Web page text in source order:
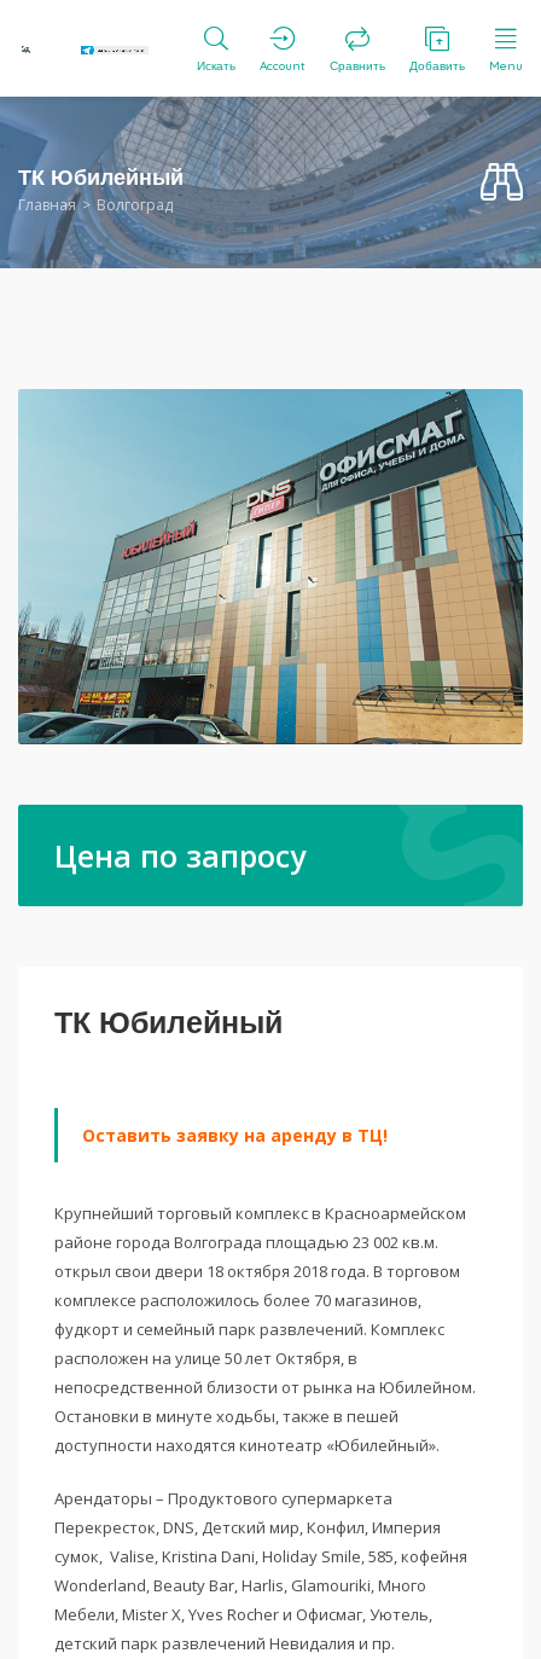
Искать Account Сравнить Добавить Menu
ТК Юбилейный
Главная Волгоград
Цена по запросу
ТК Юбилейный
Оставить заявку на аренду в ТЦ!
Крупнейший торговый комплекс в Красноармейском
районе города Волгограда площадью 23 002 кв.м.
открыл свои двери 18 октября 2018 года. В торговом
комплексе расположилось более 70 магазинов,
фудкорт и семейный парк развлечений. Комплекс
расположен на улице 50 лет Октября, в
непосредственной близости от рынка на Юбилейном.
Остановки в минуте ходьбы, также в пешей
доступности находятся кинотеатр «Юбилейный».
Арендаторы – Продуктового супермаркета
Перекресток, DNS, Детский мир, Конфил, Империя
сумок, Valise, Kristina Dani, Holiday Smile, 585, кофейня
Wonderland, Beauty Bar, Harlis, Glamouriki, Много
Мебели, Mister X, Yves Rocher и Офисмаг, Уютель,
детский парк развлечений Невидалия и пр.